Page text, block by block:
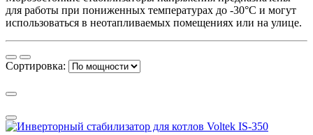
для работы при пониженных температурах до -30°C и могут
использоваться в неотапливаемых помещениях или на улице.
Сортировка: